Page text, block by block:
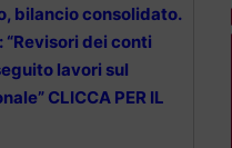
bilancio consolidato.
“Revisori dei conti
lavori sul
CLICCA PER IL